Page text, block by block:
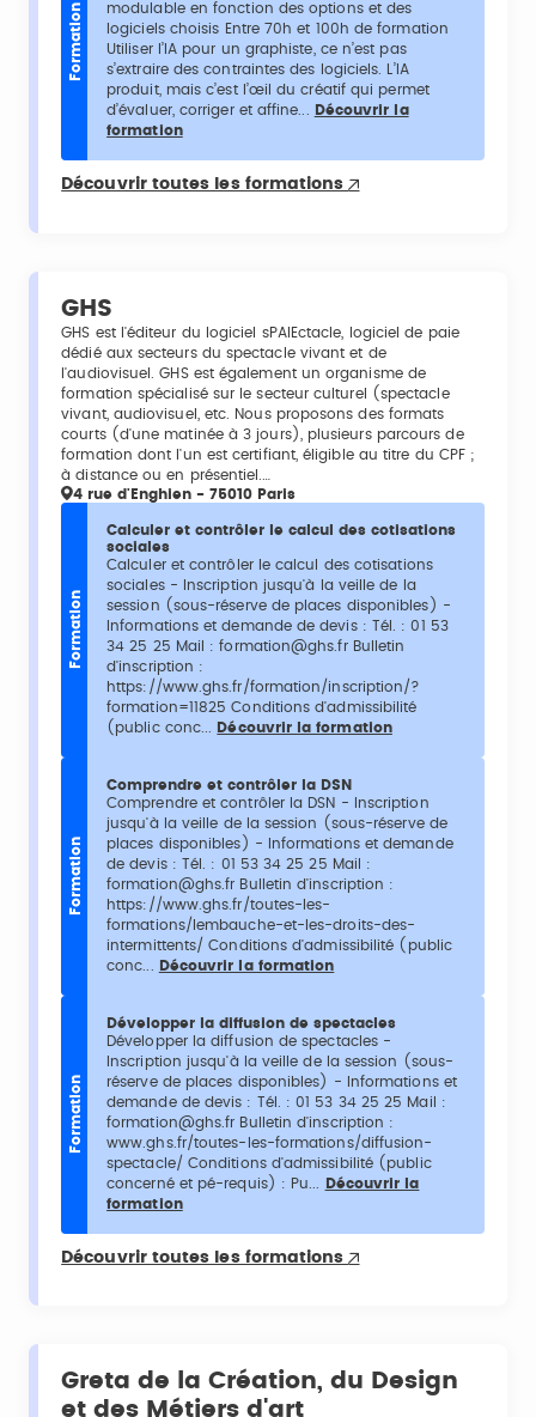
Formation
modulable en fonction des options et des
logiciels choisis Entre 70h et 100h de formation
Utiliser l’IA pour un graphiste, ce n’est pas
s’extraire des contraintes des logiciels. L’IA
produit, mais c’est l’œil du créatif qui permet
d’évaluer, corriger et affine...
Découvrir la
formation
Découvrir toutes les formations
GHS
GHS est l'éditeur du logiciel sPAIEctacle, logiciel de paie
dédié aux secteurs du spectacle vivant et de
l'audiovisuel. GHS est également un organisme de
formation spécialisé sur le secteur culturel (spectacle
vivant, audiovisuel, etc. Nous proposons des formats
courts (d'une matinée à 3 jours), plusieurs parcours de
formation dont l'un est certifiant, éligible au titre du CPF ;
à distance ou en présentiel.…
4 rue d'Enghien - 75010 Paris
Formation
Calculer et contrôler le calcul des cotisations
sociales
Calculer et contrôler le calcul des cotisations
sociales - Inscription jusqu'à la veille de la
session (sous-réserve de places disponibles) -
Informations et demande de devis : Tél. : 01 53
34 25 25 Mail : formation@ghs.fr Bulletin
d'inscription :
https://www.ghs.fr/formation/inscription/?
formation=11825 Conditions d'admissibilité
(public conc...
Découvrir la formation
Formation
Comprendre et contrôler la DSN
Comprendre et contrôler la DSN - Inscription
jusqu'à la veille de la session (sous-réserve de
places disponibles) - Informations et demande
de devis : Tél. : 01 53 34 25 25 Mail :
formation@ghs.fr Bulletin d'inscription :
https://www.ghs.fr/toutes-les-
formations/lembauche-et-les-droits-des-
intermittents/ Conditions d'admissibilité (public
conc...
Découvrir la formation
Formation
Développer la diffusion de spectacles
Développer la diffusion de spectacles -
Inscription jusqu'à la veille de la session (sous-
réserve de places disponibles) - Informations et
demande de devis : Tél. : 01 53 34 25 25 Mail :
formation@ghs.fr Bulletin d'inscription :
www.ghs.fr/toutes-les-formations/diffusion-
spectacle/ Conditions d'admissibilité (public
concerné et pé-requis) : Pu...
Découvrir la
formation
Découvrir toutes les formations
Greta de la Création, du Design
et des Métiers d'art